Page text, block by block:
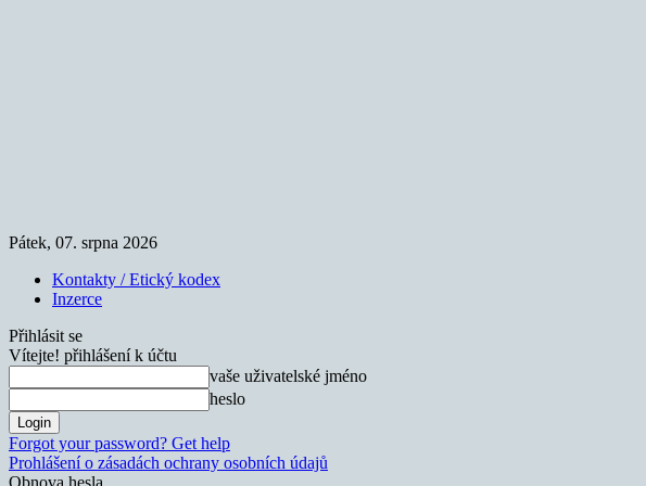
Pátek, 07. srpna 2026
Kontakty / Etický kodex
Inzerce
Přihlásit se
Vítejte! přihlášení k účtu
vaše uživatelské jméno
heslo
Forgot your password? Get help
Prohlášení o zásadách ochrany osobních údajů
Obnova hesla